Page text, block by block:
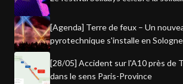
[Agenda] Terre de feux – Un
pyrotechnique s'installe en Sologne
[28/05] Accident sur l'A10 près de
dans le sens Paris-Province